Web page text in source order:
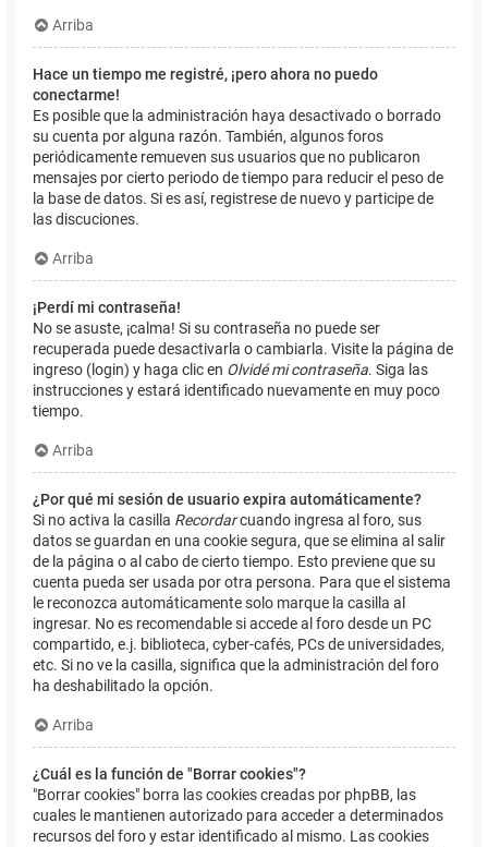
Arriba
Hace un tiempo me registré, ¡pero ahora no puedo
conectarme!
Es posible que la administración haya desactivado o borrado
su cuenta por alguna razón. También, algunos foros
periódicamente remueven sus usuarios que no publicaron
mensajes por cierto periodo de tiempo para reducir el peso de
la base de datos. Si es así, registrese de nuevo y participe de
las discuciones.
Arriba
¡Perdí mi contraseña!
No se asuste, ¡calma! Si su contraseña no puede ser
recuperada puede desactivarla o cambiarla. Visite la página de
ingreso (login) y haga clic en Olvidé mi contraseña. Siga las
instrucciones y estará identificado nuevamente en muy poco
tiempo.
Arriba
¿Por qué mi sesión de usuario expira automáticamente?
Si no activa la casilla Recordarcuando ingresa al foro, sus
datos se guardan en una cookie segura, que se elimina al salir
de la página o al cabo de cierto tiempo. Esto previene que su
cuenta pueda ser usada por otra persona. Para que el sistema
le reconozca automáticamente solo marque la casilla al
ingresar. No es recomendable si accede al foro desde un PC
compartido, e.j. biblioteca, cyber-cafés, PCs de universidades,
etc. Si no ve la casilla, significa que la administración del foro
ha deshabilitado la opción.
Arriba
¿Cuál es la función de "Borrar cookies"?
"Borrar cookies" borra las cookies creadas por phpBB, las
cuales le mantienen autorizado para acceder a determinados
recursos del foro y estar identificado al mismo. Las cookies